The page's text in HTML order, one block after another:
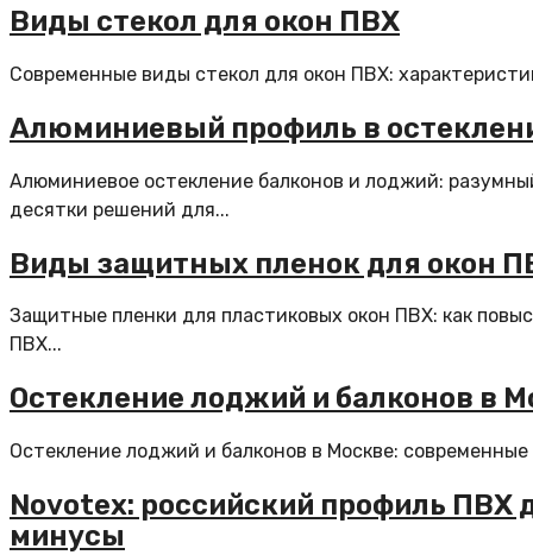
Виды стекол для окон ПВХ
Современные виды стекол для окон ПВХ:
Алюминиевый профиль в
Алюминиевое остекление балконов и лоджий:
десятки решений для...
Виды защитных пленок для окон
Защитные пленки для пластиковых окон ПВХ: как
ПВХ...
Остекление лоджий и балконов в
Остекление лоджий и балконов в Москве:
Novotex: российский профиль ПВХ
минусы